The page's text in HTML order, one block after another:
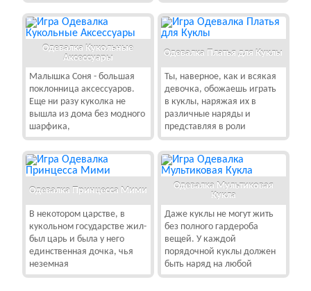
Одевалка Кукольные
Аксессуары
Малышка Соня - большая
поклонница аксессуаров.
Еще ни разу куколка не
вышла из дома без модного
шарфика,
Одевалка Платья для Куклы
Ты, наверное, как и всякая
девочка, обожаешь играть
в куклы, наряжая их в
различные наряды и
представляя в роли
Одевалка Принцесса Мими
В некотором царстве, в
кукольном государстве жил-
был царь и была у него
единственная дочка, чья
неземная
Одевалка Мультиковая
Кукла
Даже куклы не могут жить
без полного гардероба
вещей. У каждой
порядочной куклы должен
быть наряд на любой